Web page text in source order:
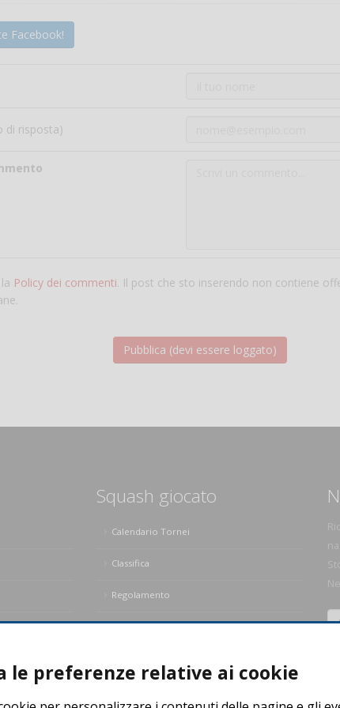
Facebook!
di risposta)
Policy dei commenti. Il post che sto inserendo non contiene
Squash giocato
Calendario Tornei
Classifica
Regolamento
Regole dello Squash
le preferenze relative ai cookie